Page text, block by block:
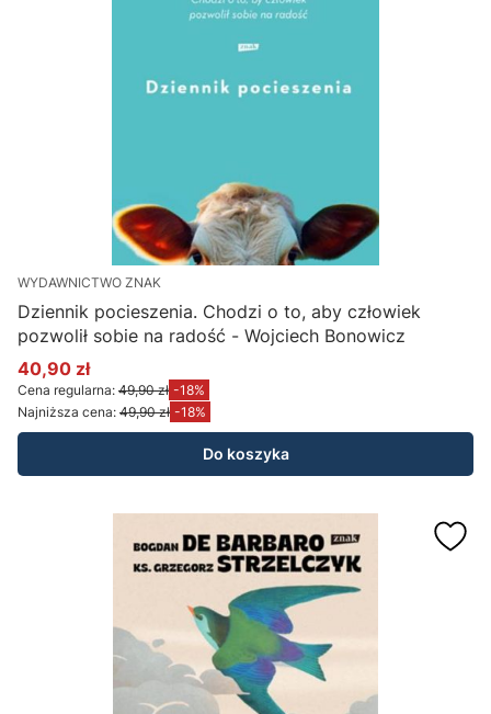
WYDAWNICTWO ZNAK
Dziennik pocieszenia. Chodzi o to, aby człowiek
pozwolił sobie na radość - Wojciech Bonowicz
Cena promocyjna
40,90 zł
Cena regularna: 49,90 zł -18%
Najniższa cena: 49,90 zł -18%
Do koszyka